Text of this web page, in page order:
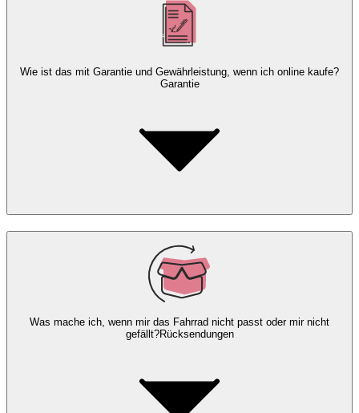
Wie ist das mit Garantie und Gewährleistung, wenn ich online kaufe?
Garantie
Was mache ich, wenn mir das Fahrrad nicht passt oder mir nicht
gefällt?Rücksendungen